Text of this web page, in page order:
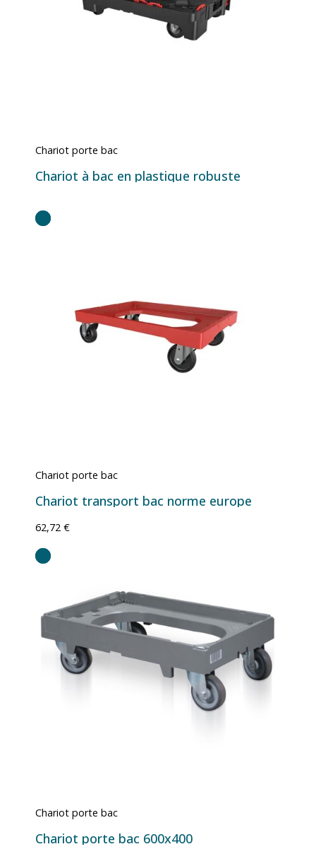
Chariot porte bac
Chariot à bac en plastique robuste
Chariot porte bac
Chariot transport bac norme europe
62,72 €
Chariot porte bac
Chariot porte bac 600x400